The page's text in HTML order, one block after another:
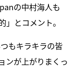
の中村海人も
」とコメント。
もキラキラの皆
ンが上がりまくっ